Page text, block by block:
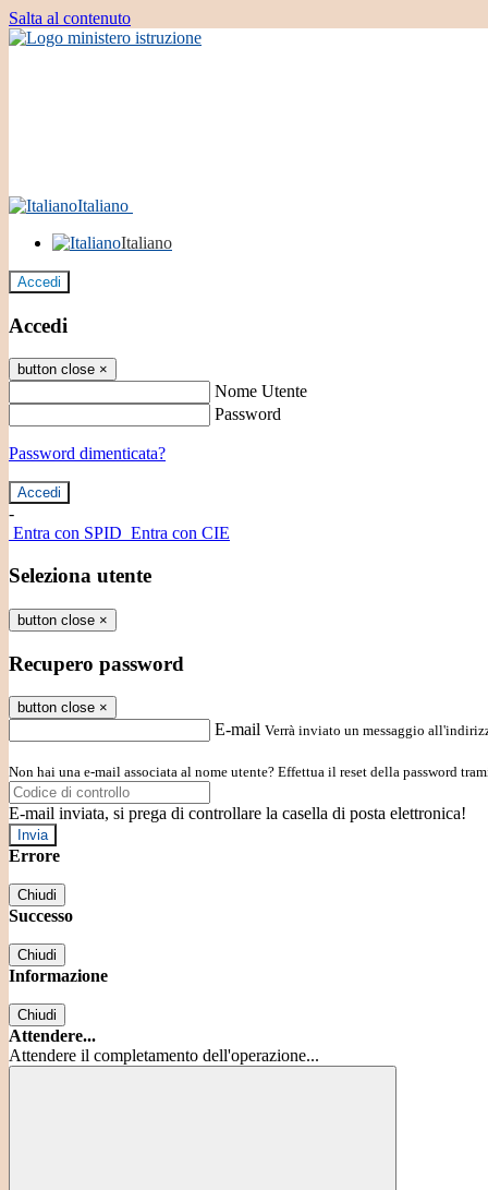
Salta al contenuto
Italiano
Italiano
Accedi
Accedi
button close ×
Nome Utente
Password
Password dimenticata?
-
Entra con SPID Entra con CIE
Seleziona utente
button close ×
Recupero password
button close ×
E-mail Verrà inviato un messaggio
Non hai una e-mail associata al nome utente? Effettua il reset della password
E-mail inviata, si prega di controllare la casella di posta elettronica!
Errore
Chiudi
Successo
Chiudi
Informazione
Chiudi
Attendere...
Attendere il completamento dell'operazione...